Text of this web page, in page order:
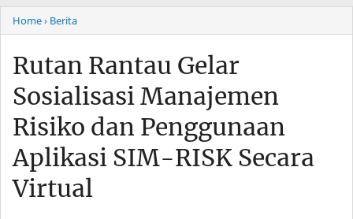
Home› Berita
Rutan Rantau Gelar
Sosialisasi Manajemen
Risiko dan Penggunaan
Aplikasi SIM-RISK Secara
Virtual